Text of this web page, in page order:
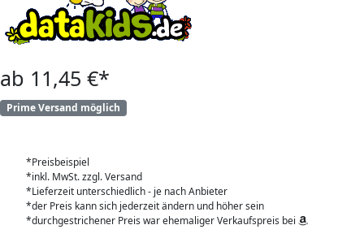
ab 11,45 €*
Prime Versand möglich
*Preisbeispiel
*inkl. MwSt. zzgl. Versand
*Lieferzeit unterschiedlich - je nach Anbieter
*der Preis kann sich jederzeit ändern und höher sein
*durchgestrichener Preis war ehemaliger Verkaufspreis bei